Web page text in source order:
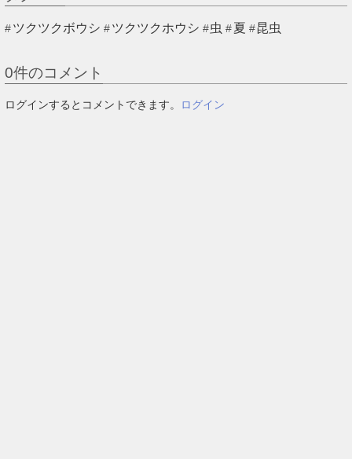
ツクツクボウシ ツクツクホウシ 虫 夏 昆虫
0件のコメント
ログインするとコメントできます。 ログイン